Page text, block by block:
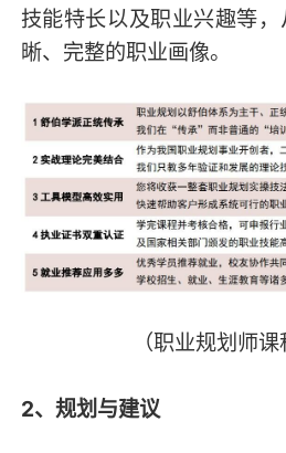
技能特长以及职业兴趣等
晰、完整的职业画像。
（职业规划师课
2、规划与建议